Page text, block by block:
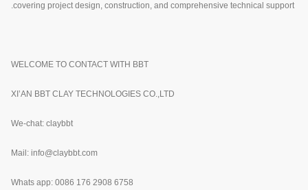
covering project design, construction, and comprehensive technical support.
WELCOME TO CONTACT WITH BBT
XI’AN BBT CLAY TECHNOLOGIES CO.,LTD
We-chat: claybbt
Mail: info@claybbt.com
Whats app: 0086 176 2908 6758